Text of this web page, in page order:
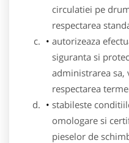
circulatiei pe
respectarea
autorizeaza
siguranta si
administrarea sa,
respectarea
stabileste
omologare si
pieselor de